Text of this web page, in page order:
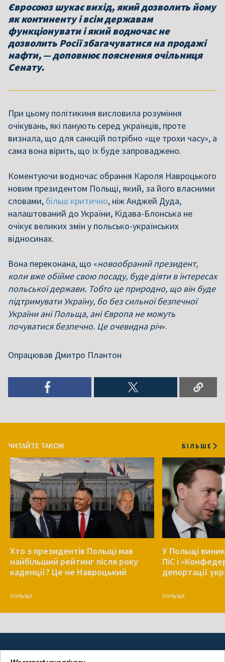
Євросоюз шукає вихід, який дозволить йому
як континенту і всім державам
функціонувати і який водночас не
дозволить Росії збагачуватися на продажі
нафти, — доповнює пояснення очільниця
Сенату.
При цьому політикиня висловила розуміння
очікувань, які панують серед українців, проте
визнала, що для санкцій потрібно «ще трохи часу», а
сама вона вірить, що їх буде запроваджено.
Коментуючи водночас обрання Кароля Навроцького
новим президентом Польщі, який, за його власними
словами, більш критично, ніж Анджей Дуда,
налаштований до України, Кідава-Блонська не
очікує великих змін у польсько-українських
відносинах.
Вона переконана, що «новообраний президент,
коли вже обійме свою посаду, буде діяти в інтересах
польської держави. Тобто це природно, що він буде
підтримувати Україну, бо без сильної безпечної
України ані Польща, ані Європа не можуть
почуватися безпечно. Це очевидна річ».
Опрацював Дмитро Плантон
ЧИТАЙТЕ ТАКОЖ БІЛЬШЕ
Хто з президентів Польщі мав
найбільший рейтинг після року
каденції? Це не Навроцький
ПОЛЬЩА
У Польщі
ПіС і
депортації
ПОЛЬЩА